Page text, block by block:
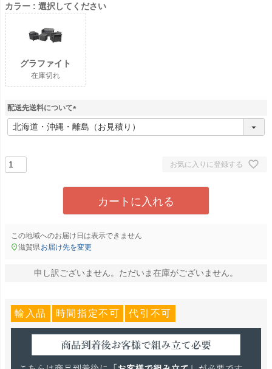
カラー
選択してください
グラファイト
在庫切れ
配送先送料について
(
必
お気に入りに登録する
カートに入れる
この地域へのお届け日は表示できません
滋賀県お届け先を変更
申し訳ございません。ただいま在庫がございません。
輸入品 時間指定不可 代引不可